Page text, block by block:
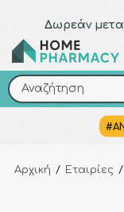
Δωρεάν
Αναζήτηση
Αρχική / Εταιρίες /